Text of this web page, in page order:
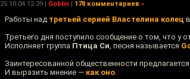
25.10.04 12:39 | Goblin | 178 комментариев »
Работы над третьей серией Властелина колец
Третьего дня поступило сообщение о том, что у
Исполняет группа Птица Си, песня называется
Заинтересованной общественности
И выразить мнение — как оно.